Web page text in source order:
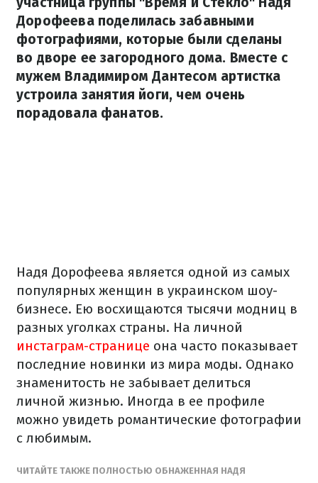
Дорофеева поделилась забавными
фотографиями, которые были сделаны
во дворе ее загородного дома. Вместе с
мужем Владимиром Дантесом артистка
устроила занятия йоги, чем очень
порадовала фанатов.
Надя Дорофеева является одной из самых
популярных женщин в украинском шоу-
бизнесе. Ею восхищаются тысячи модниц в
разных уголках страны. На личной
инстаграм-странице она часто показывает
последние новинки из мира моды. Однако
знаменитость не забывает делиться
личной жизнью. Иногда в ее профиле
можно увидеть романтические фотографии
с любимым.
ЧИТАЙТЕ ТАКЖЕ ПОЛНОСТЬЮ ОБНАЖЕННАЯ НАДЯ